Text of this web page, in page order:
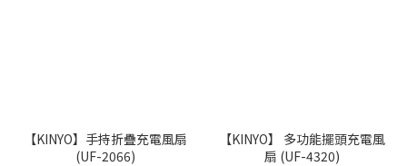
【KINYO】手持折疊充電風扇
(UF-2066)
【KINYO】 多功能擺頭充電風
扇 (UF-4320)